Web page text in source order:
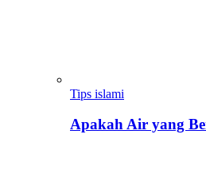
Tips islami
Apakah Air yang